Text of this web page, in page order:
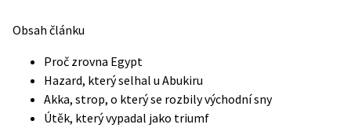
Obsah článku
Proč zrovna Egypt
Hazard, který selhal u Abukiru
Akka, strop, o který se rozbily východní sny
Útěk, který vypadal jako triumf